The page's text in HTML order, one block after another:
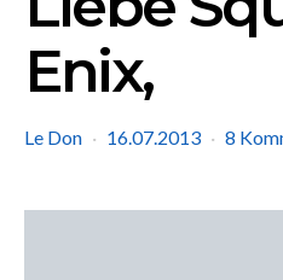
Enix,
Le Don 16.07.2013 8